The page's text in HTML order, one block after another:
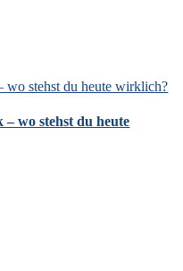
wo stehst du heute wirklich?
wo stehst du heute